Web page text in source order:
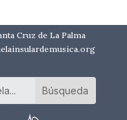
Cruz de La Palma